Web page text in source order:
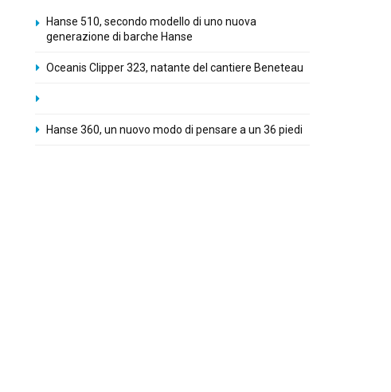
Hanse 510, secondo modello di uno nuova
generazione di barche Hanse
Oceanis Clipper 323, natante del cantiere Beneteau
Hanse 360, un nuovo modo di pensare a un 36 piedi